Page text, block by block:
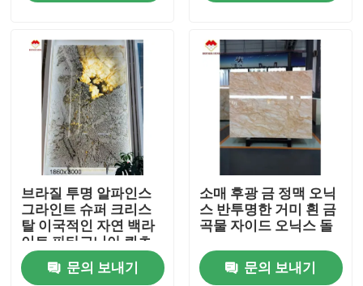
화강암 돌 도와
닦은 화강암 돌
타오른 화강암 돌
대리석 돌 석판
대리석 돌 도와
브라질 투명 알파인스
그라인트 슈퍼 크리스
탈 이국적인 자연 백라
이트 파타고니아 쿼츠
이트 돌 벽 패널
문의 보내기
소매 후광 금 정맥 오닉
스 반투명한 거미 흰 금
곡물 자이드 오닉스 돌
문의 보내기